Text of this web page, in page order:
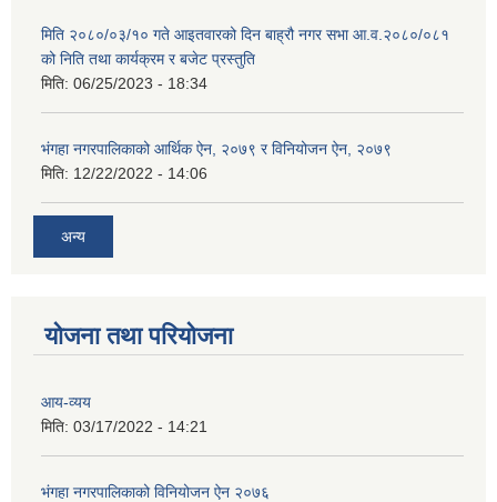
मिति २०८०/०३/१० गते आइतवारको दिन बाह्रौ नगर सभा आ.व.२०८०/०८१
को निति तथा कार्यक्रम र बजेट प्रस्तुति
मिति: 06/25/2023 - 18:34
भंगहा नगरपालिकाको आर्थिक ऐन, २०७९ र विनियोजन ऐन, २०७९
मिति: 12/22/2022 - 14:06
अन्य
योजना तथा परियोजना
आय-व्यय
मिति: 03/17/2022 - 14:21
भंगहा नगरपालिकाको विनियोजन ऐन २०७६